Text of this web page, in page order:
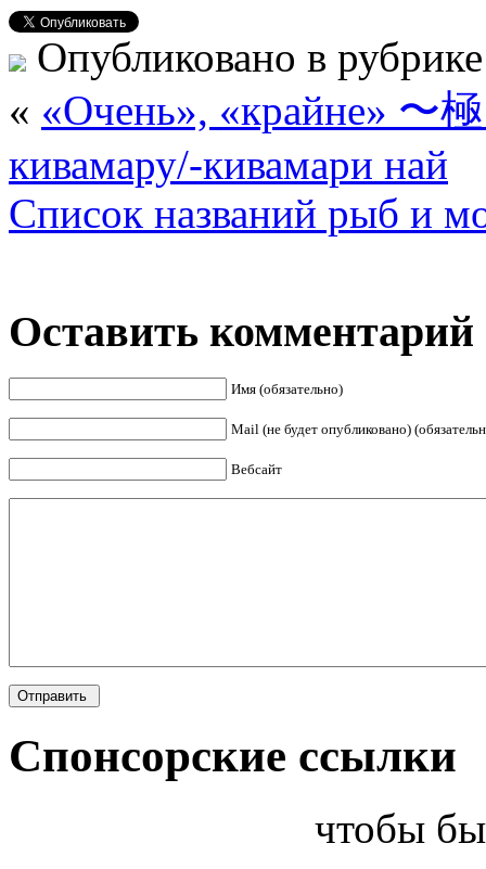
Опубликовано в
« «Очень», «крайне» 〜
кивамару/-кивамари най
Список названий рыб и
Оставить комментарий
Имя (обязательно)
Mail (не будет опубликовано)
Вебсайт
Спонсорские ссылки
чтобы